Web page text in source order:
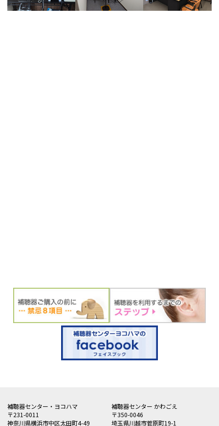
補聴器センター・ヨコハマ
〒231-0011
神奈川県横浜市中区太田町4-49
補聴器センター かわごえ
〒350-0046
埼玉県川越市菅原町19-1